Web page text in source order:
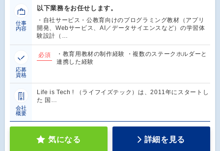
仕事
内容
以下業務をお任せします。
・自社サービス・公教育向けのプログラミング教材（アプリ
開発、Webサービス、AI／データサイエンスなど）の学習体
験設計（…
応募
資格
必須
・教育用教材の制作経験 ・複数のステークホルダーと
連携した経験
会社
概要
Life is Tech ! （ライフイズテック）は、2011年にスタートし
た 国…
気になる 詳細を見る